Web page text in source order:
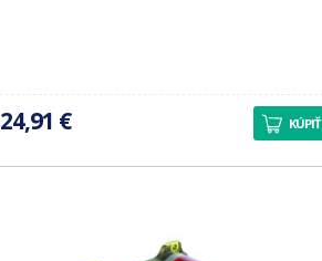
24,91 € KÚPIŤ